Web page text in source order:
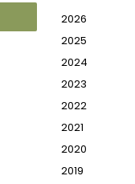
2026
2025
2024
2023
2022
2021
2020
2019